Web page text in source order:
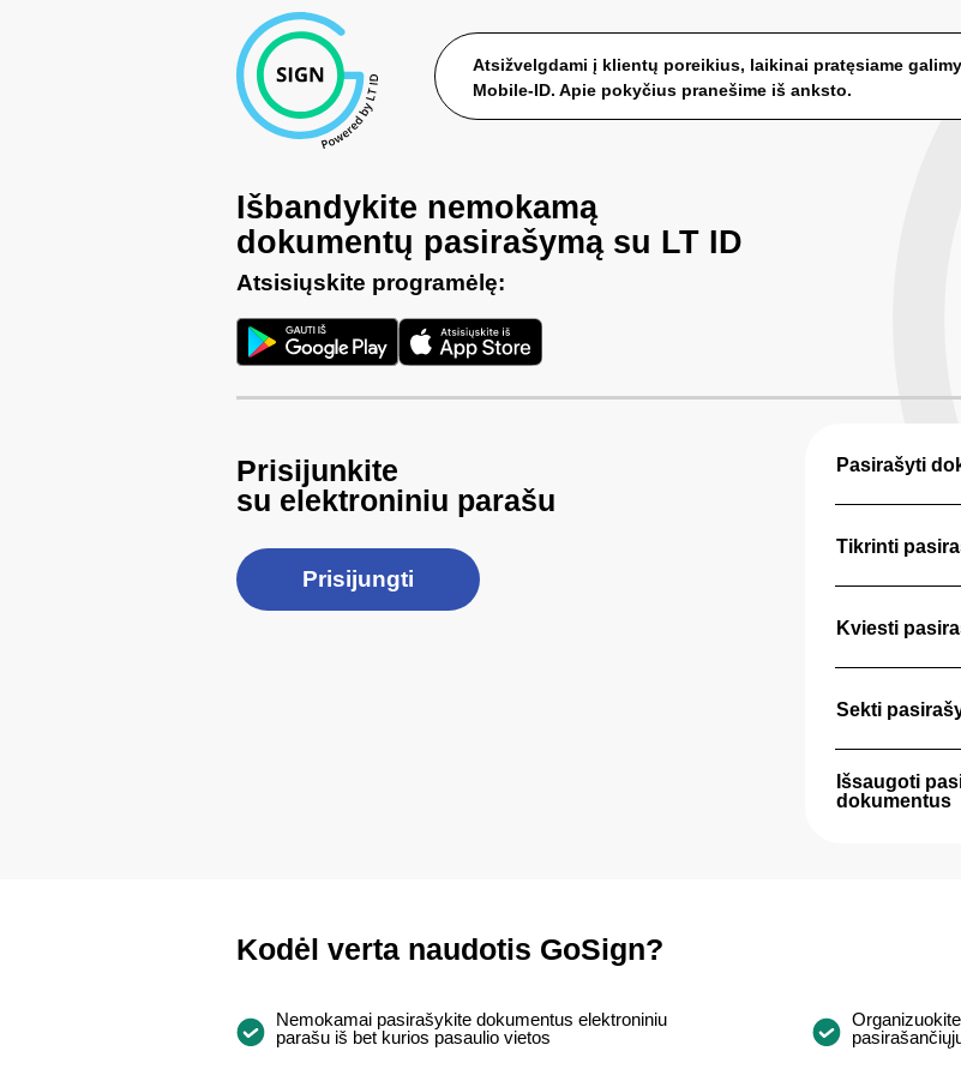
Atsižvelgdami į klientų poreikius, laikinai pratęsiame
Mobile-ID. Apie pokyčius pranešime iš anksto.
Išbandykite nemokamą
dokumentų pasirašymą su LT ID
Atsisiųskite programėlę:
Prisijunkite
su elektroniniu parašu
Prisijungti
Pasirašyti
Tikrinti
Kviesti
Sekti
Išsaugoti
dokumentus
Kodėl verta naudotis GoSign?
Nemokamai pasirašykite dokumentus elektroniniu
parašu iš bet kurios pasaulio vietos